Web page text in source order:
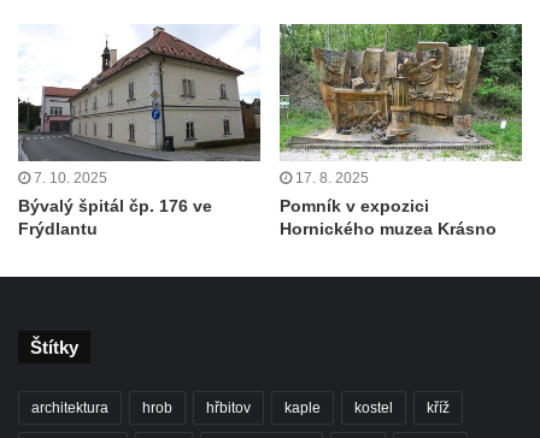
7. 10. 2025
Bývalý špitál čp. 176 ve
Frýdlantu
17. 8. 2025
Pomník v expozici
Hornického muzea Krásno
Štítky
architektura hrob hřbitov kaple kostel kříž